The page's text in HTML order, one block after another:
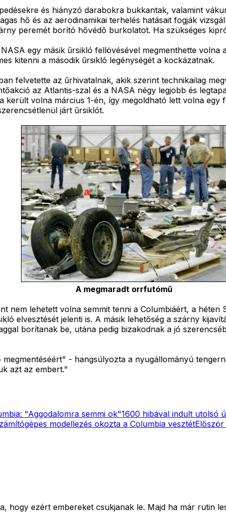
és hiányzó darabokra bukkantak, valamint
hő és az aerodinamikai terhelés hatásait fogják
peremét borító hővédő burkolatot. Ha szükséges
egy másik űrsikló fellövésével megmenthette
kitenni a második űrsikló legénységét a kockázatnak.
felvetette az űrhivatalnak, akik szerint technikailag
az Atlantis-szal és a NASA négy legjobb és
került volna március 1-én, így megoldható lett volna
járt űrsiklót.
A megmaradt orrfutómű
nem lehetett volna semmit tenni a Columbiáért, a
elvesztését jelenti is. A másik lehetőség a szárny
borítanak be, utána pedig bizakodnak a jó
- hangsúlyozta a nyugállományú
azt az embert."
"Aggodalomra semmi ok"1600 hibával indult utolsó
modellezés okozta a Columbia vesztét
hogy ezért embereket csukjanak le. Majd ha már rutin